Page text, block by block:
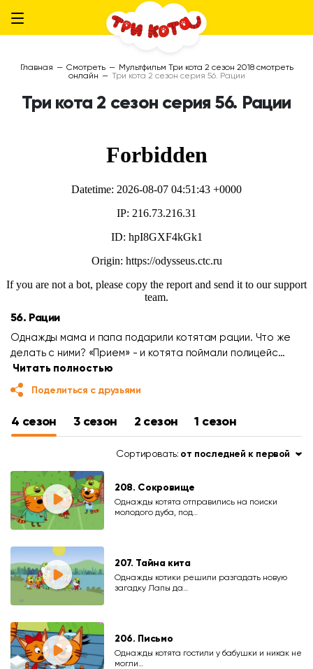
Главная — Смотреть — Мультфильм Три кота 2 сезон 2018 смотреть
онлайн — Три кота 2 сезон серия 56. Рации
Три кота 2 сезон серия 56. Рации
56. Рации
Однажды мама и папа подарили котятам рации. Что же
делать с ними? «Прием» - и котята поймали полицейс…
Читать полностью
Поделиться с друзьями
4 сезон 3 сезон 2 сезон 1 сезон
Сортировать: от последней к первой
208. Сокровище
Однажды котята отправились на поиски
молодого дуба, под…
207. Тайна кита
Однажды котики решили разгадать новую
загадку Лапы да…
206. Письмо
Однажды котята гостили у бабушки и никак не
могли…